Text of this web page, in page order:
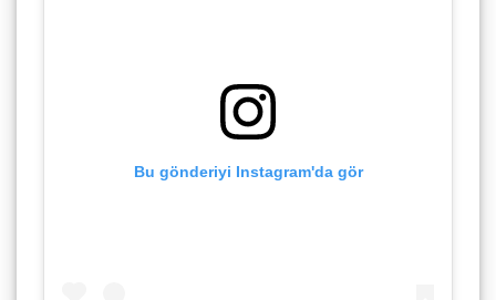
Bu gönderiyi Instagram'da gör